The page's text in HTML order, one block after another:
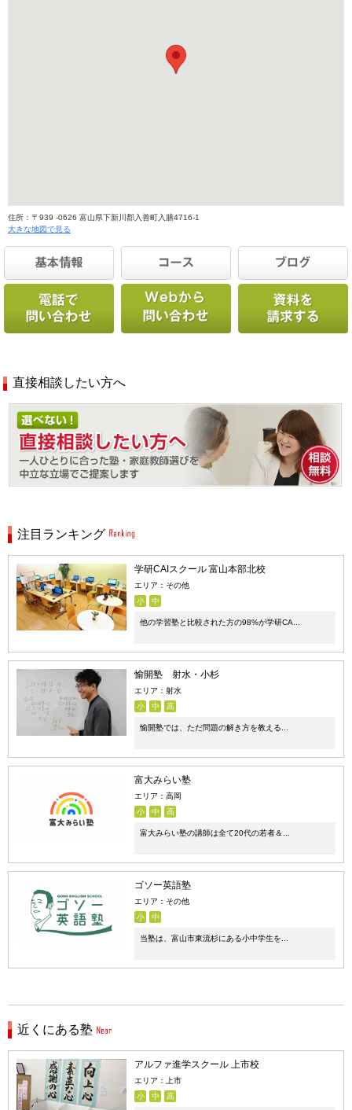
住所：〒939 -0626 富山県下新川郡入善町入膳4716-1
大きな地図で見る
直接相談したい方へ
注目ランキング
学研CAIスクール 富山本部北校
エリア：その他
小
中
他の学習塾と比較された方の98%が学研CA...
愉開塾 射水・小杉
エリア：射水
小
中 高
愉開塾では、ただ問題の解き方を教える...
富大みらい塾
エリア：高岡
小
中 高
富大みらい塾の講師は全て20代の若者＆...
ゴソー英語塾
エリア：その他
小
中
当塾は、富山市東流杉にある小中学生を...
近くにある塾
アルファ進学スクール 上市校
エリア：上市
小
中 高